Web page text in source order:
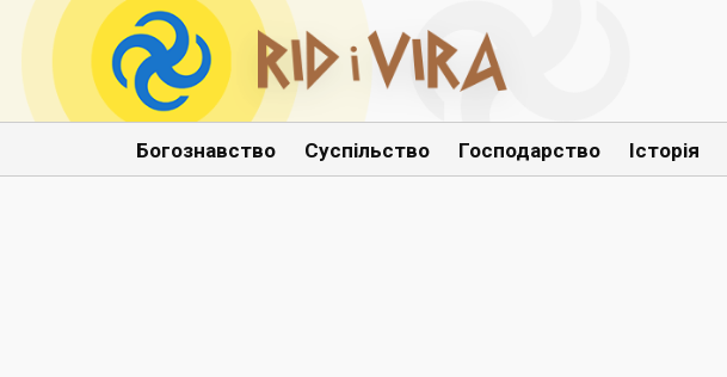
Богознавство Суспільство Господарство Історія